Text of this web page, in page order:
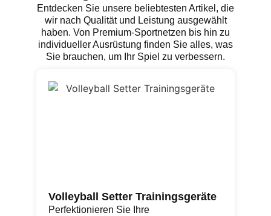
Entdecken Sie unsere beliebtesten Artikel, die
wir nach Qualität und Leistung ausgewählt
haben. Von Premium-Sportnetzen bis hin zu
individueller Ausrüstung finden Sie alles, was
Sie brauchen, um Ihr Spiel zu verbessern.
Volleyball Setter Trainingsgeräte
Perfektionieren Sie Ihre